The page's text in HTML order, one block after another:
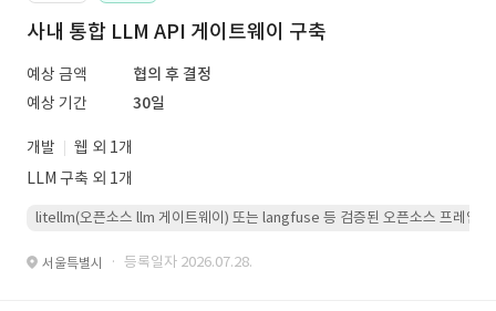
사내 통합 LLM API 게이트웨이 구축
예상 금액
협의 후 결정
예상 기간
30일
개발
웹 외 1개
LLM 구축 외 1개
litellm(오픈소스 llm 게이트웨이) 또는 langfuse 등 검증된 오픈소스 프레임워
서울특별시 · 등록일자 2026.07.28.